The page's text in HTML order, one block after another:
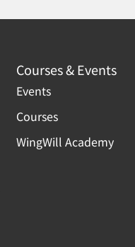
Courses & Events
Events
Courses
WingWill Academy